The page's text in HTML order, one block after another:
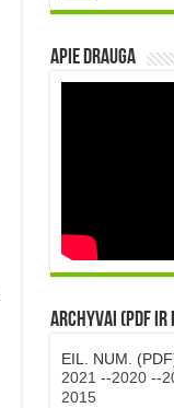
Apie DRAUGA
Archyvai (PDF ir
EIL. NUM.
2021 --2020--
2015